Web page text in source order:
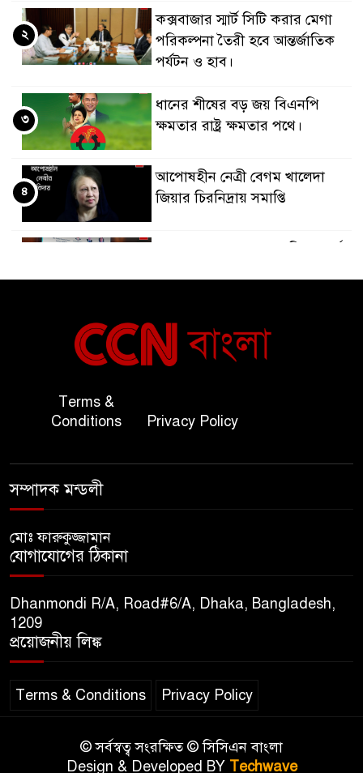
কক্সবাজার স্মার্ট সিটি করার মেগা
পরিকল্পনা তৈরী হবে আন্তর্জাতিক
পর্যটন ও হাব।
২
ধানের শীষের বড় জয় বিএনপি
ক্ষমতার রাষ্ট্র ক্ষমতার পথে।
৩
আপোষহীন নেত্রী বেগম খালেদা
জিয়ার চিরনিদ্রায় সমাপ্তি
৪
বাংলাদেশ ও কুয়েত: সেনাপ্রধান এবং
সহ-পররাষ্ট্রমন্ত্রীর সৌজন্য সাক্ষাৎ
অতিরিক্ত পুলিশ মহাপরিদর্শক
বিপিআই-এর জ্বালানি প্রশিক্ষণ
৯
সুমাইয়া হারুন: মিস মাল্টিন্যাশনাল
১০
Terms &
Conditions
Privacy Policy
সম্পাদক মন্ডলী
মোঃ ফারুকুজ্জামান
যোগাযোগের ঠিকানা
Dhanmondi R/A, Road#6/A, Dhaka, Bangladesh,
1209
প্রয়োজনীয় লিঙ্ক
Terms & Conditions Privacy Policy
© সর্বস্বত্ব সংরক্ষিত © সিসিএন বাংলা
Design & Developed BY Techwave